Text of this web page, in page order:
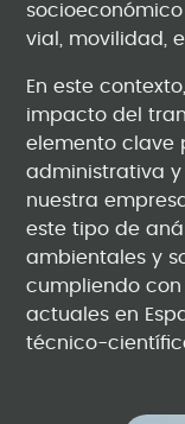
vial, movilidad,
En este
impacto del
elemento clave
administrativa y
nuestra
este tipo de
ambientales y
cumpliendo con
actuales en
técnico-